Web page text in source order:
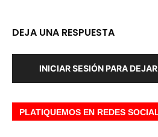
DEJA UNA RESPUESTA
INICIAR SESIÓN PARA
PLATIQUEMOS EN REDES